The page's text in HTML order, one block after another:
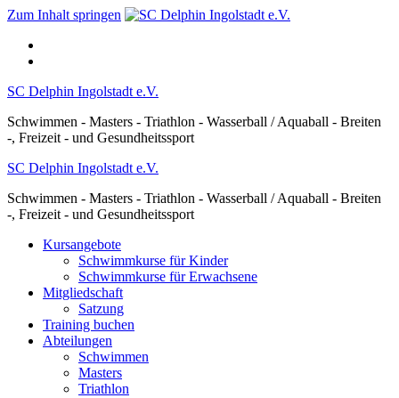
Zum Inhalt springen
SC Delphin Ingolstadt e.V.
Schwimmen - Masters - Triathlon - Wasserball / Aquaball - Breiten
-, Freizeit - und Gesundheitssport
SC Delphin Ingolstadt e.V.
Schwimmen - Masters - Triathlon - Wasserball / Aquaball - Breiten
-, Freizeit - und Gesundheitssport
Kursangebote
Schwimmkurse für Kinder
Schwimmkurse für Erwachsene
Mitgliedschaft
Satzung
Training buchen
Abteilungen
Schwimmen
Masters
Triathlon